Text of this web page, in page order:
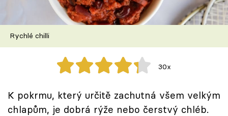
Škola vaření
Recepty z TV
Speciál: Cuketa
Sledujte prima+
Rychlé chilli
30x
K pokrmu, který určitě zachutná všem velkým
chlapům, je dobrá rýže nebo čerstvý chléb.